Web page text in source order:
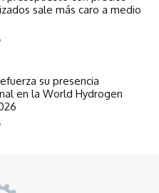
sale más caro a medio
su presencia
en la World Hydrogen